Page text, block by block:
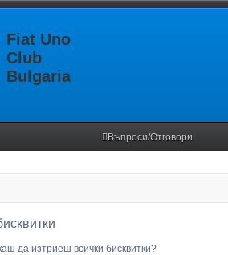
Fiat Uno
Club
Bulgaria
Въпроси/Отговори
да изтриеш всички бисквитки?